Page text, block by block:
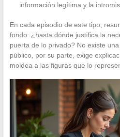
información legítima y la
En cada episodio de este tipo,
fondo: ¿hasta dónde justifica la
puerta de lo privado? No existe
público, por su parte, exige
moldea a las figuras que lo